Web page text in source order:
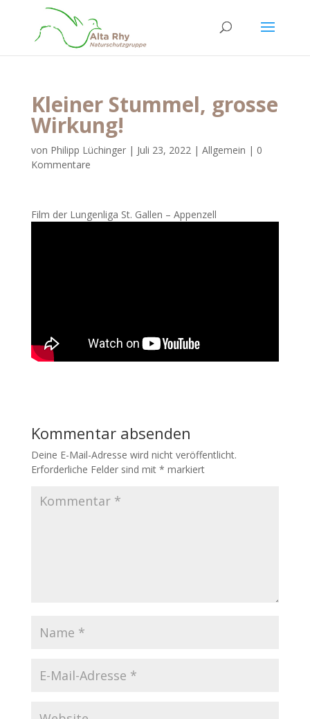
Kleiner Stummel, grosse
Wirkung!
von Philipp Lüchinger| Juli 23, 2022| Allgemein | 0
Kommentare
Film der Lungenliga St. Gallen – Appenzell
Kommentar absenden
Deine E-Mail-Adresse wird nicht veröffentlicht.
Erforderliche Felder sind mit * markiert